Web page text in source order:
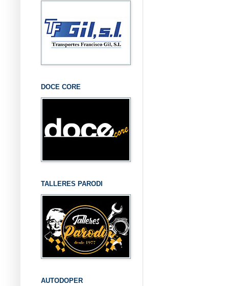
DOCE CORE
TALLERES PARODI
AUTODOPER